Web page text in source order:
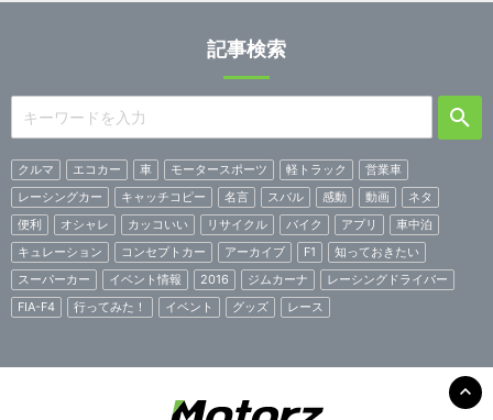
記事検索
クルマ エコカー 車 モータースポーツ 軽トラック
営業車
レーシングカー
キャッチコピー 名言 スバル 感動 動画
ネタ
便利
オシャレ カッコいい リサイクル バイク アプリ
車中泊
キュレーション
コンセプトカー アーカイブ F1
知っておきたい
スーパーカー
イベント情報 2016 ジムカーナ
レーシングドライバー
FIA-F4
行ってみた！ イベント グッズ レース